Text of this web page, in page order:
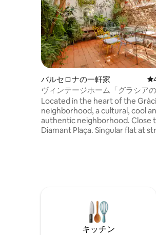
バルセロナの一軒家
ヴィンテージホーム「グラシア
オ」
Located in the heart of the
neighborhood, a cultural, cool
authentic neighborhood. Close
Diamant Plaça. Singular flat at
is small) 1 bedroom with 1 single
キッチン